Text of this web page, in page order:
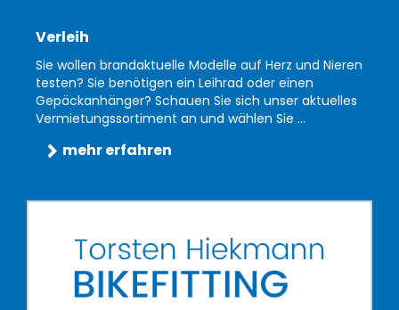
Verleih
Sie wollen brandaktuelle Modelle auf Herz und Nieren
testen? Sie benötigen ein Leihrad oder einen
Gepäckanhänger? Schauen Sie sich unser aktuelles
Vermietungssortiment an und wählen Sie ...
mehr erfahren